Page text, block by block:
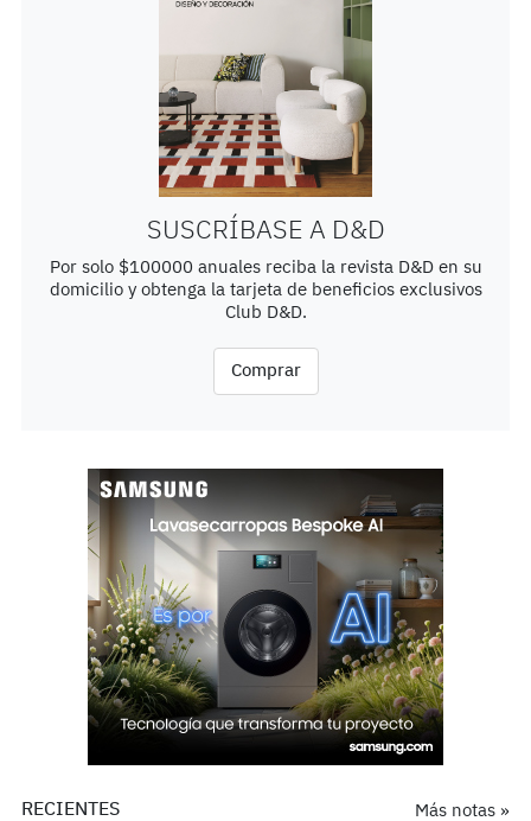
SUSCRÍBASE A D&D
Por solo $100000 anuales reciba la revista D&D en su
domicilio y obtenga la tarjeta de beneficios exclusivos
Club D&D.
Comprar
Más notas »
RECIENTES